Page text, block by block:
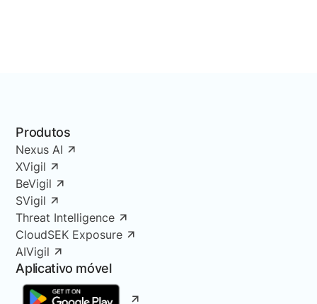
Produtos
Nexus AI
XVigil
BeVigil
SVigil
Threat Intelligence
CloudSEK Exposure
AIVigil
Aplicativo móvel